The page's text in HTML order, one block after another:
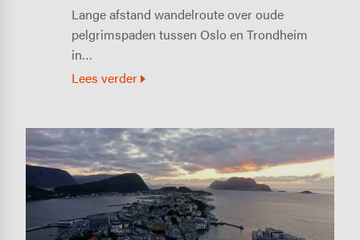
Lange afstand wandelroute over oude
pelgrimspaden tussen Oslo en Trondheim
in…
Lees verder
Image